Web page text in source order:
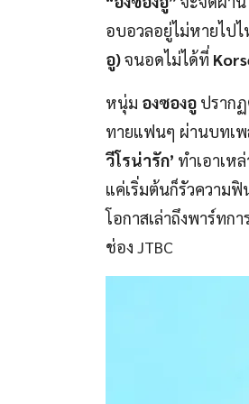
อบอวลอยู่ไม่หายไป
อู)จนอดไม่ได้ที่
หนุ่ม องซองอู ปราก
ทายแฟนๆ ผ่านบทเพ
วีโรน่ารัก’ ทำเอาเห
แค่เริ่มต้นก็รัวความ
โอกาสเล่าถึงพาร์ทก
ช่อง JTBC